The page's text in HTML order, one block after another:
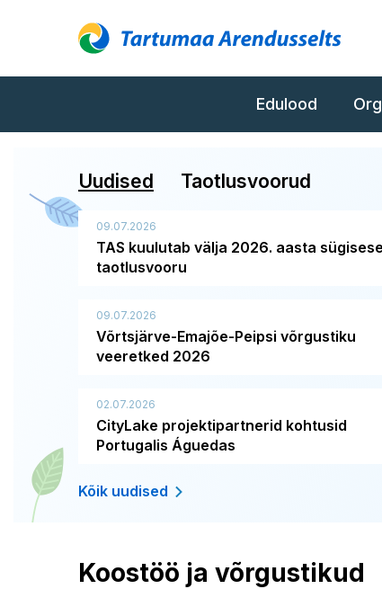
Edulood
Uudised Taotlusvoorud
09.07.2026
TAS kuulutab välja 2026. aasta sügisese
taotlusvooru
09.07.2026
Võrtsjärve-Emajõe-Peipsi võrgustiku
veeretked 2026
02.07.2026
CityLake projektipartnerid kohtusid
Portugalis Águedas
Kõik uudised
04.02.2026
Tartumaine Toit märgise taotlemise
taotlusvoor on avatud 15.04-15.05.2026
Koostöö ja võrgustikud